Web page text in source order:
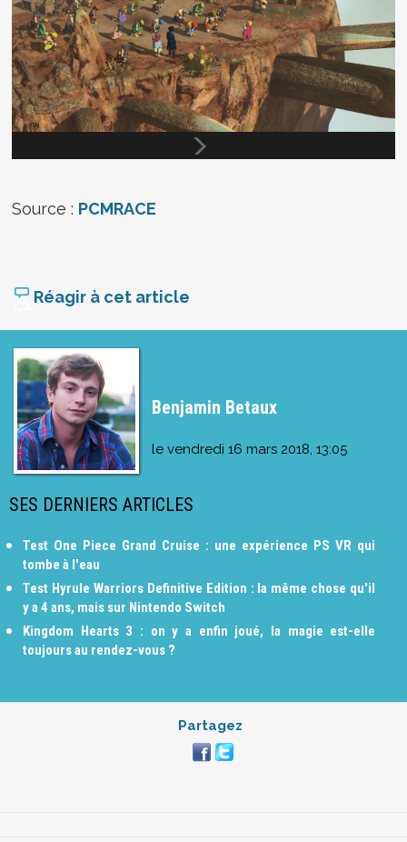
Source : PCMRACE
Réagir à cet article
Benjamin Betaux
le vendredi 16 mars 2018, 13:05
SES DERNIERS ARTICLES
Test One Piece Grand Cruise : une expérience PS VR qui
tombe à l'eau
Test Hyrule Warriors Definitive Edition : la même chose qu'il
y a 4 ans, mais sur Nintendo Switch
Kingdom Hearts 3 : on y a enfin joué, la magie est-elle
toujours au rendez-vous ?
Partagez